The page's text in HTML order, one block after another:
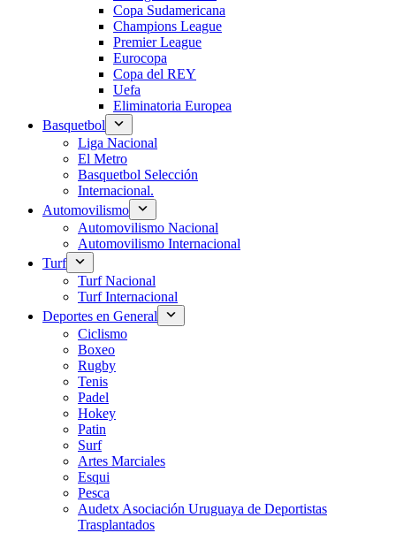
Copa Sudamericana
Champions League
Premier League
Eurocopa
Copa del REY
Uefa
Eliminatoria Europea
Basquetbol
Liga Nacional
El Metro
Basquetbol Selección
Internacional.
Automovilismo
Automovilismo Nacional
Automovilismo Internacional
Turf
Turf Nacional
Turf Internacional
Deportes en General
Ciclismo
Boxeo
Rugby
Tenis
Padel
Hokey
Patin
Surf
Artes Marciales
Esqui
Pesca
Audetx Asociación Uruguaya de Deportistas
Trasplantados